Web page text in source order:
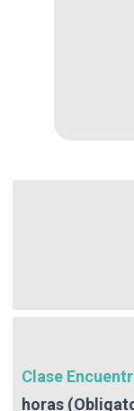
Clase
horas